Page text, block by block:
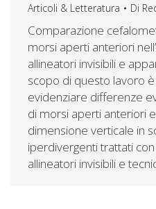
Articoli & Letteratura Di
Comparazione
morsi aperti anteriori
allineatori invisibili e
scopo di questo lavoro
evidenziare differenze
di morsi aperti anteriori
dimensione verticale in
iperdivergenti trattati
allineatori invisibili e